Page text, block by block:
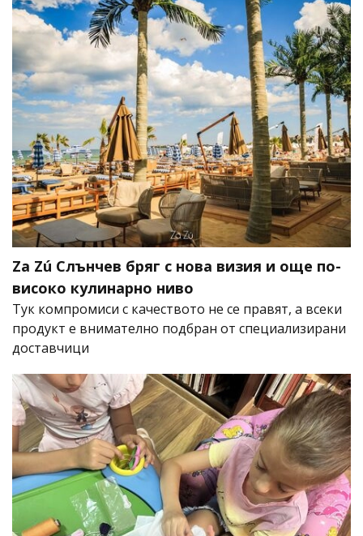
Za Zú Слънчев бряг с нова визия и още по-
високо кулинарно ниво
Тук компромиси с качеството не се правят, а всеки
продукт е внимателно подбран от специализирани
доставчици